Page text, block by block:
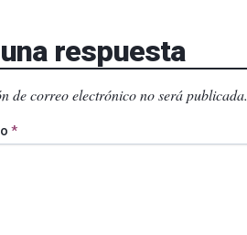
respuesta
de correo electrónico no será publicada.
*